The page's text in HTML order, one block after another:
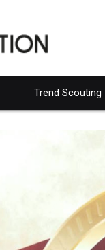
Trend Scouting